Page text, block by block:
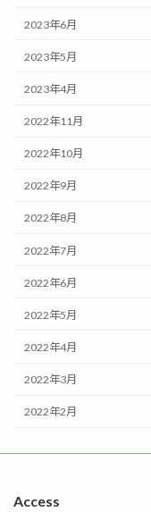
2023年6月
2023年5月
2023年4月
2022年11月
2022年10月
2022年9月
2022年8月
2022年7月
2022年6月
2022年5月
2022年4月
2022年3月
2022年2月
Access